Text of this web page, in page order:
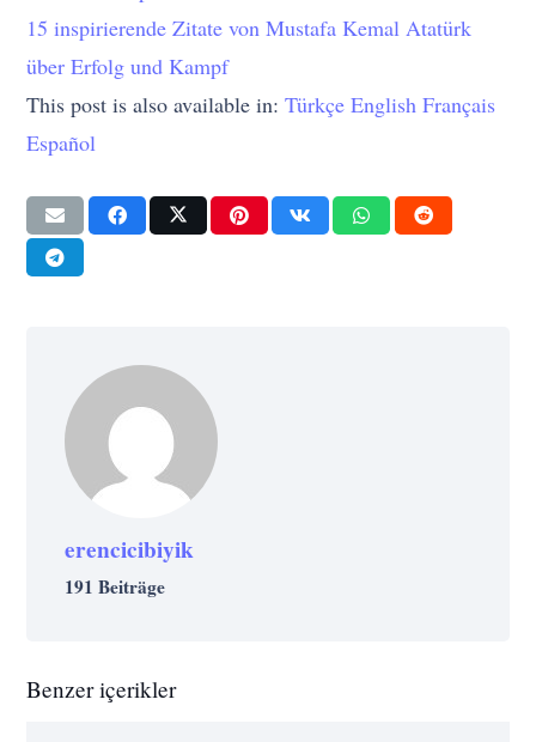
15 inspirierende Zitate von Mustafa Kemal Atatürk
über Erfolg und Kampf
This post is also available in:Türkçe English Français
Español
erencicibiyik
191 Beiträge
Benzer içerikler